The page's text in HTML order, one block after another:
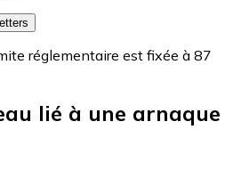
réglementaire est fixée à 87
lié à une arnaque